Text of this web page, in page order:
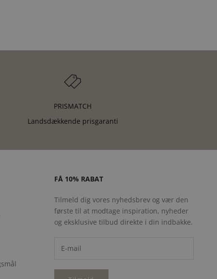
PRISMATCH
Landsdækkende prisgaranti
FÅ 10% RABAT
Tilmeld dig vores nyhedsbrev og vær den
første til at modtage inspiration, nyheder
og eksklusive tilbud direkte i din indbakke.